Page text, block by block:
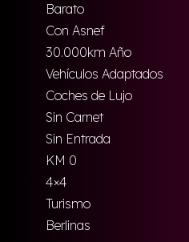
Barato
Con Asnef
30.000km Año
Vehículos Adaptados
Coches de Lujo
Sin Carnet
Sin Entrada
KM 0
4×4
Turismo
Berlinas